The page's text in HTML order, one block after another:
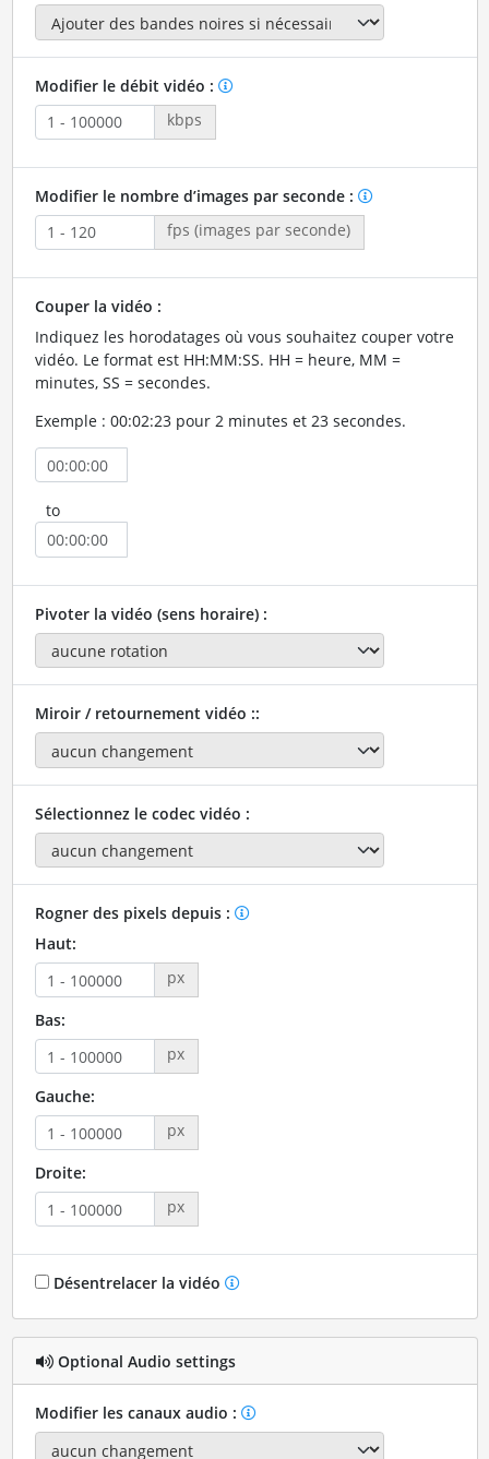
Modifier le débit vidéo :
kbps
Modifier le nombre d’images par seconde :
fps (images par seconde)
Couper la vidéo :
Indiquez les horodatages où vous souhaitez couper votre
vidéo. Le format est HH:MM:SS. HH = heure, MM =
minutes, SS = secondes.
Exemple : 00:02:23 pour 2 minutes et 23 secondes.
to
Pivoter la vidéo (sens horaire) :
Miroir / retournement vidéo ::
Sélectionnez le codec vidéo :
Rogner des pixels depuis :
Haut:
px
Bas:
px
Gauche:
px
Droite:
px
Désentrelacer la vidéo
Optional Audio settings
Modifier les canaux audio :